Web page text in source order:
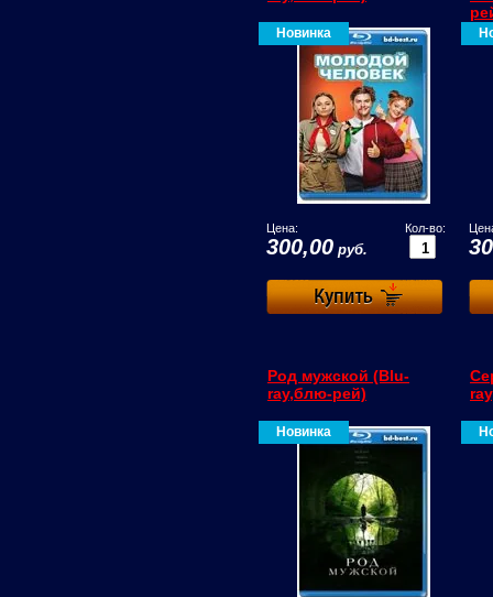
Новинка
Цена:
300,00 руб.
Кол-во:
Род мужской (Blu-
ray,блю-рей)
Новинка